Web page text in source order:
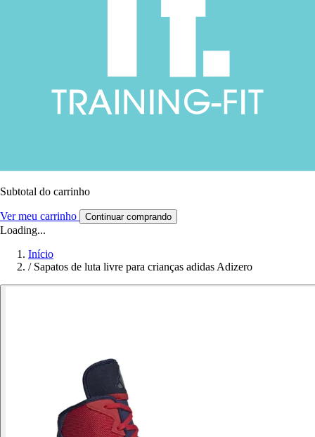
Subtotal do carrinho
Ver meu carrinho Continuar comprando
Loading...
Início
/ Sapatos de luta livre para crianças adidas Adizero